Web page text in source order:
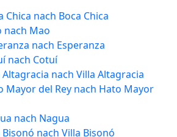
Chica nach Boca Chica
nach Mao
nach Esperanza
nach Cotuí
nach Villa Altagracia
Mayor del Rey nach Hato Mayor
nach Nagua
nach Villa Bisonó